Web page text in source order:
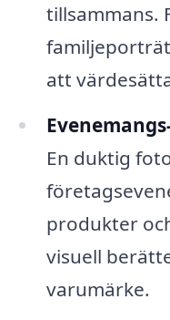
tillsammans.
att
En duktig
produkter
visuell
varumärke.